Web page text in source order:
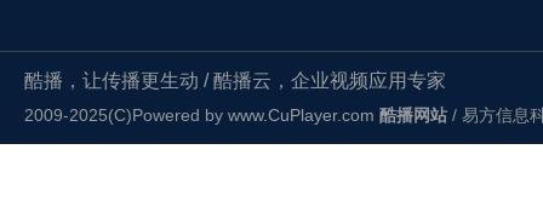
酷播，让传播更生动 / 酷播云，企业视频应用专家
2009-2025(C)Powered by www.CuPlayer.com 酷播网站 / 易方信息